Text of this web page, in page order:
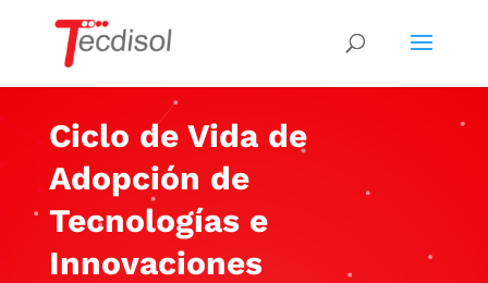
Ciclo de Vida de
Adopción de
Tecnologías e
Innovaciones